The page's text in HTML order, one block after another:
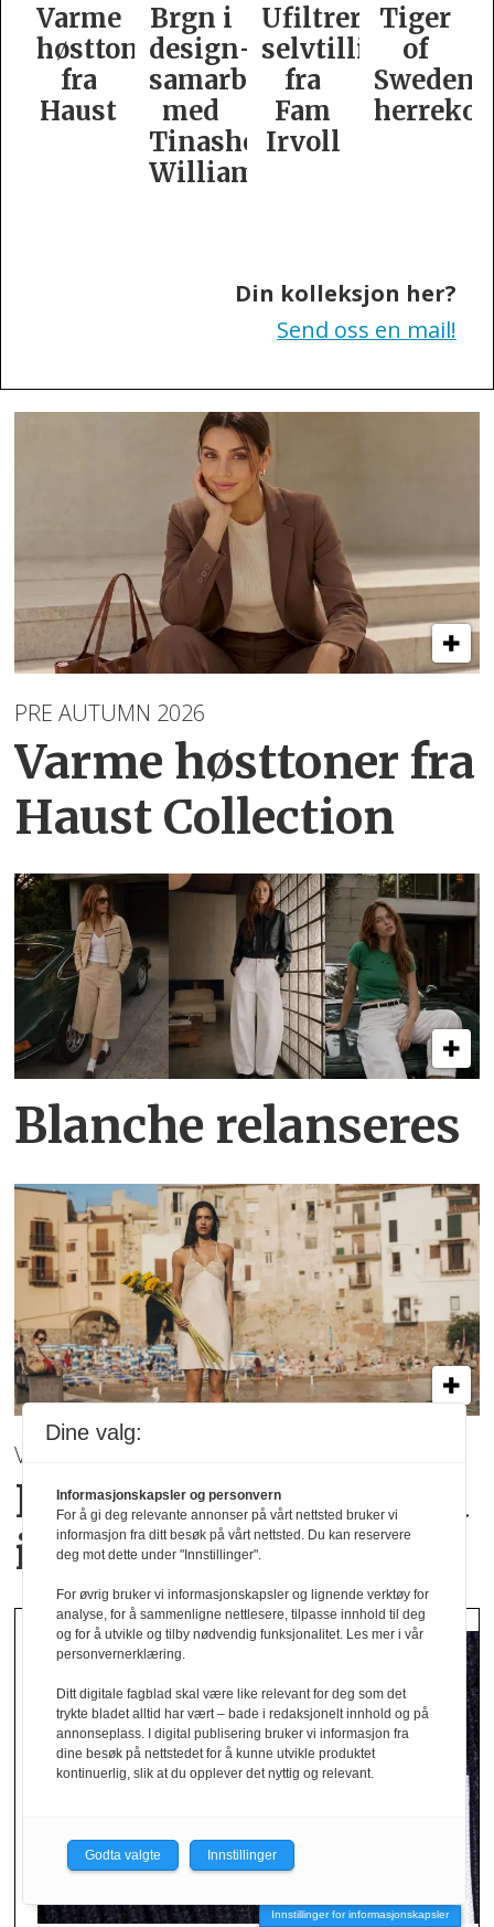
Brgn i
design­
samarbeid
med
Williamson
Ufiltrert
selvtillit
fra
Fam
Irvoll
Tiger
of
Swedens
herrekolleksjon
Slik
er
dame­
Din kolleksjon her?
Send oss en mail!
PRE AUTUMN 2026
Varme høsttoner fra
Haust Collection
Blanche relanseres
VÅR / SOMMER 2027 | Mey
Hverdagsluksus med
italiensk inspirasjon
Innstillinger for informasjonskapsler
Dine valg:
Informasjonskapsler og personvern
For å gi deg relevante annonser på vårt nettsted bruker vi
informasjon fra ditt besøk på vårt nettsted. Du kan reservere
deg mot dette under "Innstillinger".
For øvrig bruker vi informasjonskapsler og lignende verktøy for
analyse, for å sammenligne nettlesere, tilpasse innhold til deg
og for å utvikle og tilby nødvendig funksjonalitet. Les mer i vår
personvernerklæring.
Ditt digitale fagblad skal være like relevant for deg som det
trykte bladet alltid har vært – bade i redaksjonelt innhold og på
annonseplass. I digital publisering bruker vi informasjon fra
dine besøk på nettstedet for å kunne utvikle produktet
kontinuerlig, slik at du opplever det nyttig og relevant.
Godta valgte Innstillinger